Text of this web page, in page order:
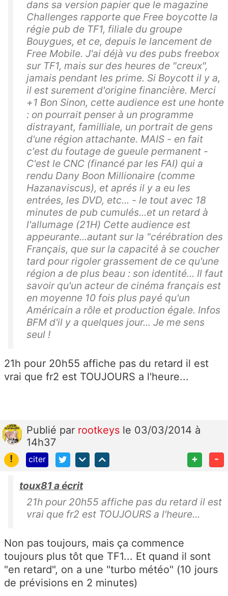
dans sa version papier que le magazine
Challenges rapporte que Free boycotte la
régie pub de TF1, filiale du groupe
Bouygues, et ce, depuis le lancement de
Free Mobile. J'ai déjà vu des pubs freebox
sur TF1, mais sur des heures de "creux",
jamais pendant les prime. Si Boycott il y a,
il est surement d'origine financière. Merci
+1 Bon Sinon, cette audience est une honte
: on pourrait penser à un programme
distrayant, familliale, un portrait de gens
d'une région attachante. MAIS - en fait
c'est du foutage de gueule permanent -
C'est le CNC (financé par les FAI) qui a
rendu Dany Boon Millionaire (comme
Hazanaviscus), et aprés il y a eu les
entrées, les DVD, etc... - le tout avec 18
minutes de pub cumulés...et un retard à
l'allumage (21H) Cette audience est
appeurante...autant sur la "cérébration des
Français, que sur la capacité à se coucher
tard pour rigoler grassement de ce qu'une
région a de plus beau : son identité... Il faut
savoir qu'un acteur de cinéma français est
en moyenne 10 fois plus payé qu'un
Américain a rôle et production égale. Infos
BFM d'il y a quelques jour... Je me sens
seul !
21h pour 20h55 affiche pas du retard il est
vrai que fr2 est TOUJOURS a l'heure...
Publié par rootkeys le 03/03/2014 à
14h37
!
citer + -
toux81 a écrit
21h pour 20h55 affiche pas du retard il est
vrai que fr2 est TOUJOURS a l'heure...
Non pas toujours, mais ça commence
toujours plus tôt que TF1... Et quand il sont
"en retard", on a une "turbo météo" (10 jours
de prévisions en 2 minutes)